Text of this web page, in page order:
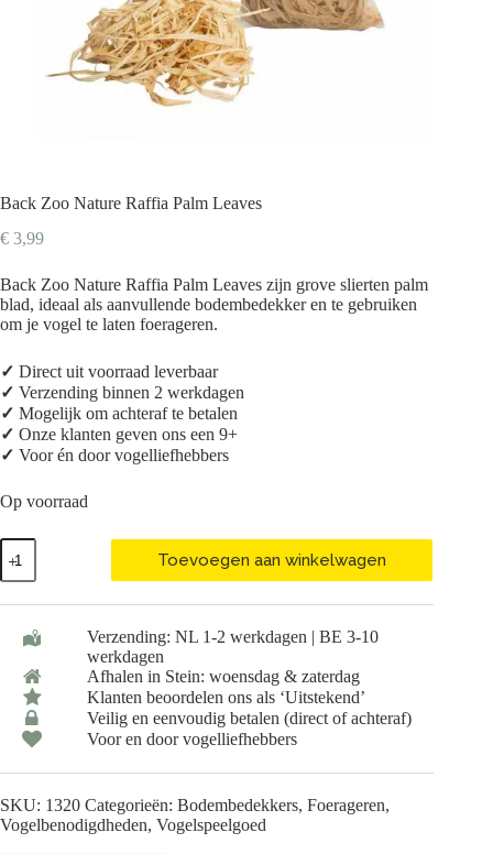
Back Zoo Nature Raffia Palm Leaves
€ 3,99
Back Zoo Nature Raffia Palm Leaves zijn grove slierten palm
blad, ideaal als aanvullende bodembedekker en te gebruiken
om je vogel te laten foerageren.
✓ Direct uit voorraad leverbaar
✓ Verzending binnen 2 werkdagen
✓ Mogelijk om achteraf te betalen
✓ Onze klanten geven ons een 9+
✓ Voor én door vogelliefhebbers
Op voorraad
Back
Zoo
Nature
Raffia
Leaves
Toevoegen aan winkelwagen
Verzending: NL 1-2 werkdagen | BE 3-10
werkdagen
Afhalen in Stein: woensdag & zaterdag
Klanten beoordelen ons als ‘Uitstekend’
Veilig en eenvoudig betalen (direct of achteraf)
Voor en door vogelliefhebbers
SKU: 1320 Categorieën: Bodembedekkers, Foerageren,
Vogelbenodigdheden, Vogelspeelgoed